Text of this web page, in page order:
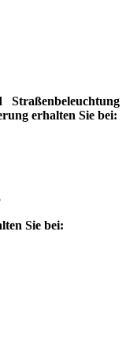
erhalten Sie bei:
Sie bei: